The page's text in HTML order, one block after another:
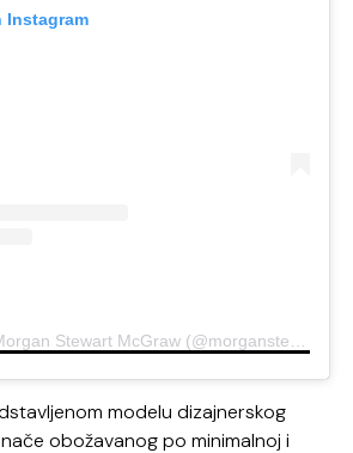
Instagram
modelu dizajnerskog
obožavanog po minimalnoj i